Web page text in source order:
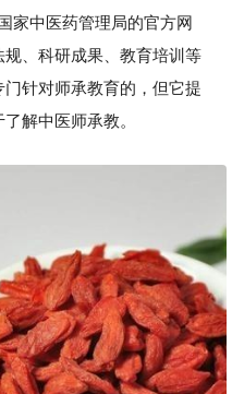
家中医药管理局的官方网
、科研成果、教育培训等
针对师承教育的，但它提
解中医师承教。